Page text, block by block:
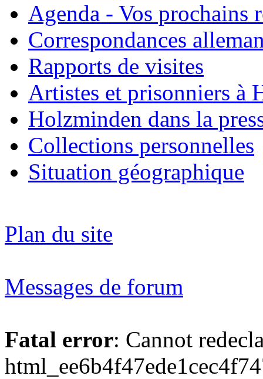
Agenda - Vos prochains
Correspondances
Rapports de visites
Artistes et prisonniers à
Holzminden dans la
Collections personnelles
Situation géographique
Plan du site
Messages de forum
Fatal error: Cannot